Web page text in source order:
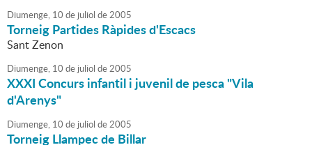
Diumenge, 10 de juliol de2005
Torneig Partides Ràpides d'Escacs
Sant Zenon
Diumenge, 10 de juliol de2005
XXXI Concurs infantil i juvenil de pesca "Vila
d'Arenys"
Diumenge, 10 de juliol de2005
Torneig Llampec de Billar